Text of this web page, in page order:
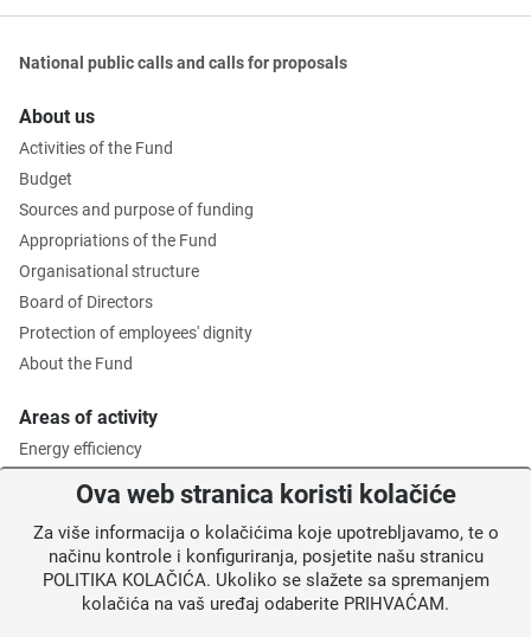
National public calls and calls for proposals
About us
Activities of the Fund
Budget
Sources and purpose of funding
Appropriations of the Fund
Organisational structure
Board of Directors
Protection of employees' dignity
About the Fund
Areas of activity
Energy efficiency
Environmental protection
Intermediate Body level 2
Information for users
Ova web stranica koristi kolačiće
Za više informacija o kolačićima koje upotrebljavamo, te o
načinu kontrole i konfiguriranja, posjetite našu stranicu
POLITIKA KOLAČIĆA. Ukoliko se slažete sa spremanjem
kolačića na vaš uređaj odaberite PRIHVAĆAM.